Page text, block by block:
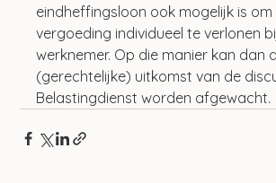
eindheffingsloon ook mogelijk is om
vergoeding individueel te verlonen
werknemer. Op die manier kan dan
(gerechtelijke) uitkomst van de
Belastingdienst worden afgewacht.